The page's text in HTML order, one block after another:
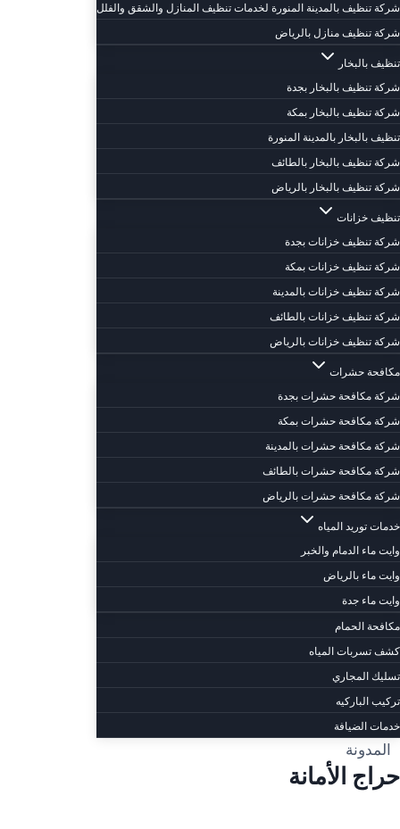
شركة تنظيف بالمدينة المنورة لخدمات تنظيف المنازل والشقق والفلل
شركة تنظيف منازل بالرياض
تنظيف بالبخار
شركة تنظيف بالبخار بجدة
شركة تنظيف بالبخار بمكة
تنظيف بالبخار بالمدينة المنورة
شركة تنظيف بالبخار بالطائف
شركة تنظيف بالبخار بالرياض
تنظيف خزانات
شركة تنظيف خزانات بجدة
شركة تنظيف خزانات بمكة
شركة تنظيف خزانات بالمدينة
شركة تنظيف خزانات بالطائف
شركة تنظيف خزانات بالرياض
مكافحة حشرات
شركة مكافحة حشرات بجدة
شركة مكافحة حشرات بمكة
شركة مكافحة حشرات بالمدينة
شركة مكافحة حشرات بالطائف
شركة مكافحة حشرات بالرياض
خدمات توريد المياه
وايت ماء الدمام والخبر
وايت ماء بالرياض
وايت ماء جدة
مكافحة الحمام
كشف تسربات المياه
تسليك المجاري
تركيب الباركيه
خدمات الضيافة
المدونة
حراج الأمانة